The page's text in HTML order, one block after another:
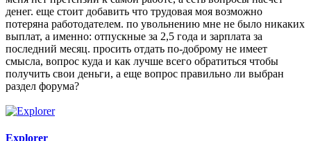
денег. еще стоит добавить что трудовая моя возможно
потеряна работодателем. по увольнению мне не было никаких
выплат, а именно: отпускные за 2,5 года и зарплата за
последний месяц. просить отдать по-доброму не имеет
смысла, вопрос куда и как лучше всего обратиться чтобы
получить свои деньги, а еще вопрос правильно ли выбран
раздел форума?
Explorer